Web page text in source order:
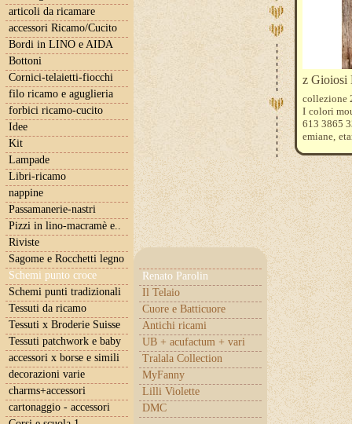
articoli da ricamare
accessori Ricamo/Cucito
Bordi in LINO e AIDA
Bottoni
Cornici-telaietti-fiocchi
filo ricamo e aguglieria
forbici ricamo-cucito
Idee
Kit
Lampade
Libri-ricamo
nappine
Passamanerie-nastri
Pizzi in lino-macramè e..
Riviste
Sagome e Rocchetti legno
Schemi punto croce
Renato Parolin
Il Telaio
Cuore e Batticuore
Antichi ricami
UB + acufactum + vari
Tralala Collection
MyFanny
Lilli Violette
DMC
Schemi punti tradizionali
Tessuti da ricamo
Tessuti x Broderie Suisse
Tessuti patchwork e baby
accessori x borse e simili
decorazioni varie
charms+accessori
cartonaggio - accessori
z Gioiosi
collezione
I colori
613 3865
emiane,